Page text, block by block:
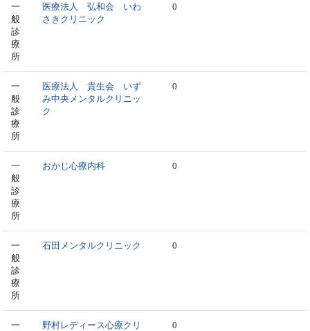
一
般
診
療
所
医療法人 弘和会 いわ
さきクリニック
0
一
般
診
療
所
医療法人 貴生会 いず
み中央メンタルクリニッ
ク
0
一
般
診
療
所
おかじ心療内科 0
一
般
診
療
所
石田メンタルクリニック 0
一
野村レディース心療クリ
0